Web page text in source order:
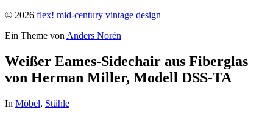
© 2026 flex! mid-century vintage design
Ein Theme von Anders Norén
Weißer Eames-Sidechair aus Fiberglas
von Herman Miller, Modell DSS-TA
In Möbel, Stühle